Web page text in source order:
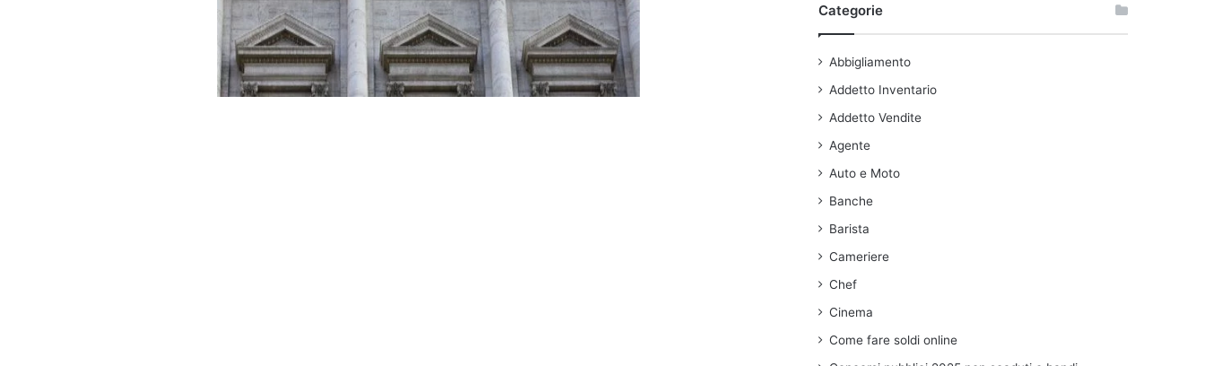
Categorie
Abbigliamento
Addetto Inventario
Addetto Vendite
Agente
Auto e Moto
Banche
Barista
Cameriere
Chef
Cinema
Come fare soldi online